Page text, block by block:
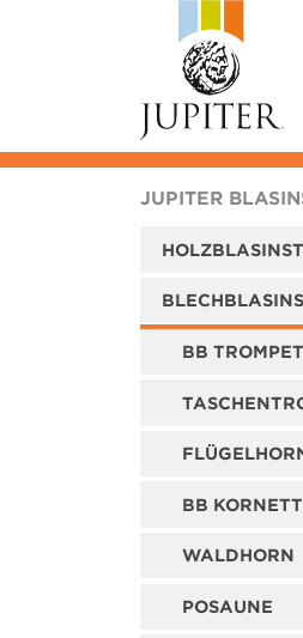
JUPITER
BB
BB KORNETT
WALDHORN
POSAUNE